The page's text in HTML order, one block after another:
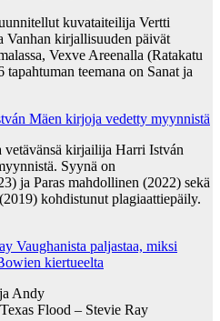
kuvataiteilija Vertti
Vanhan kirjallisuuden päivät
Vexve Areenalla (Ratakatu
teemana on Sanat ja
Mäen kirjoja vedetty myynnistä
kirjailija Harri István
Syynä on
ja Paras mahdollinen (2022) sekä
kohdistunut plagiaattiepäily.
Vaughanista paljastaa, miksi
kiertueelta
Andy
Flood – Stevie Ray